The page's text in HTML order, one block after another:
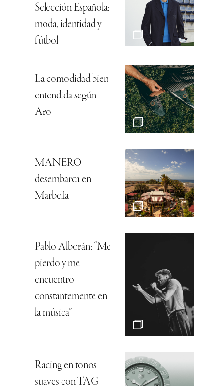
Selección Española:
moda, identidad y
fútbol
La comodidad bien
entendida según
Aro
MANERO
desembarca en
Marbella
Pablo Alborán: “Me
pierdo y me
encuentro
constantemente en
la música”
Racing en tonos
suaves con TAG